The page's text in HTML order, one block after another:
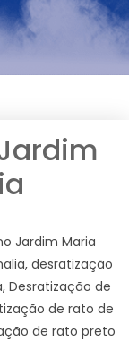
Jardim Maria
desratização
Desratização de
de rato de
de rato preto